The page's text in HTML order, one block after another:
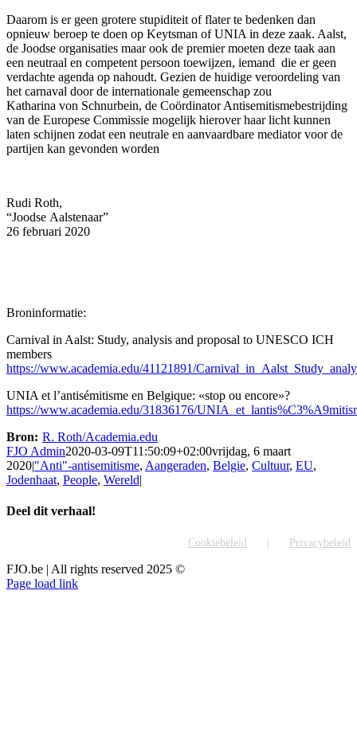
Daarom is er geen grotere stupiditeit of flater te bedenken dan
opnieuw beroep te doen op Keytsman of UNIA in deze zaak. Aalst,
de Joodse organisaties maar ook de premier moeten deze taak aan
een neutraal en competent persoon toewijzen, iemand die er geen
verdachte agenda op nahoudt. Gezien de huidige veroordeling van
het carnaval door de internationale gemeenschap zou
Katharina von Schnurbein, de Coördinator Antisemitismebestrijding
van de Europese Commissie mogelijk hierover haar licht kunnen
laten schijnen zodat een neutrale en aanvaardbare mediator voor de
partijen kan gevonden worden
Rudi Roth,
“Joodse Aalstenaar”
26 februari 2020
Broninformatie:
Carnival in Aalst: Study, analysis and proposal to UNESCO ICH
members
https://www.academia.edu/41121891/
UNIA et l’antisémitisme en Belgique: «stop ou encore»?
https://www.academia.edu/31836176/
Bron: R. Roth/Academia.edu
FJO Admin2020-03-09T11:50:09+02:00vrijdag, 6 maart
2020|"Anti"-antisemitisme, Aangeraden, Belgie, Cultuur, EU,
Jodenhaat, People, Wereld|
Deel dit verhaal!
Cookiebeleid Privacybeleid
FJO.be | All rights reserved 2025 ©
Page load link